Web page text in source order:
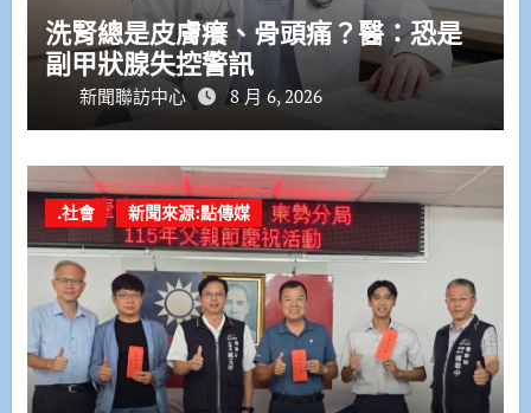
洗腎總是皮膚癢、骨頭痛？醫：恐是
副甲狀腺失控警訊
新聞聯訪中心 8 月 6, 2026
.社會 新聞來源:點傳媒